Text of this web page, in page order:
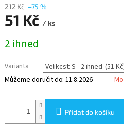
212 Kč –75 %
51 Kč / ks
cena:
2 ihned
Varianta
Můžeme doručit do: 11.8.2026
Přidat do košíku